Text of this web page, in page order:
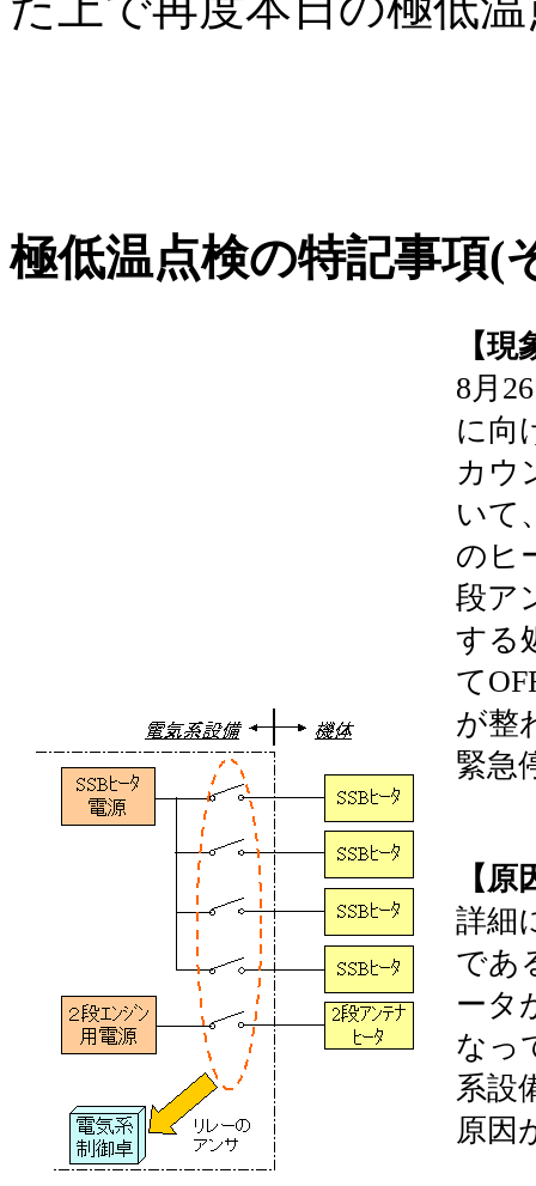
極低温点検の特記事項(
【現
8月
に向
カウ
いて
のヒ
段ア
する
て
が整
緊急
【原
詳細
であ
ータ
なっ
系設
原因